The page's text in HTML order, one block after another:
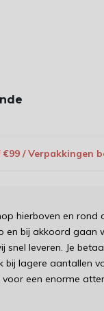
/ Verpakkingen
hierboven en rond
bij akkoord gaan
leveren. Je
lagere aantallen
een enorme